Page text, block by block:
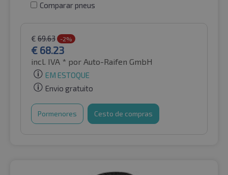
Comparar pneus
€ 69.63 -2%
€ 68.23
incl. IVA * por Auto-Raifen GmbH
EM ESTOQUE
Envio gratuito
Pormenores Cesto de compras